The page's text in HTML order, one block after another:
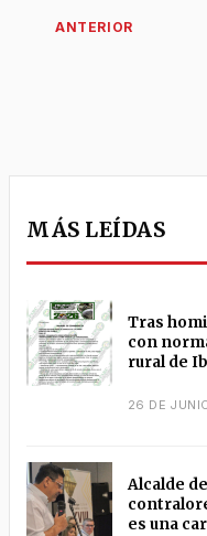
MÁS LEÍDAS
Tras
con
rural de
26 DE
Alcalde
es una